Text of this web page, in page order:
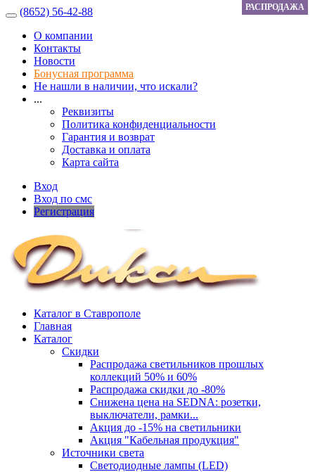
(8652) 56-42-88
О компании
Контакты
Новости
Бонусная программа
Не нашли в наличии, что искали?
...
Реквизиты
Политика конфиденциальности
Гарантия и возврат
Доставка и оплата
Карта сайта
Вход
Вход по смс
Регистрация
Каталог в Ставрополе
Главная
Каталог
Скидки
Распродажа светильников прошлых
коллекций 50% и 60%
Распродажа скидки до -80%
Cнижена цена на SEDNA: розетки,
выключатели, рамки...
Акция до -15% на светильники
Акция "Кабельная продукция"
Источники света
Светодиодные лампы (LED)
РАСПРОДАЖА